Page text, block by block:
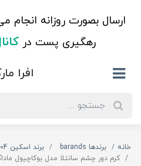
ارسال بصورت روزانه
رهگیری پست در
افرا
خانه برندها barands
برند اسکین 1004
کرم دور چشم سانتلا مدل بوکاچیول ماداگاسکار حجم